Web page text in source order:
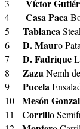
3 Víctor
4 Casa Paca
5 Tablanca
6 D. Mauro
7 D. Fadrique
8
ZazuNemh
9 Pucela
10 Mesón
11 Corrillo